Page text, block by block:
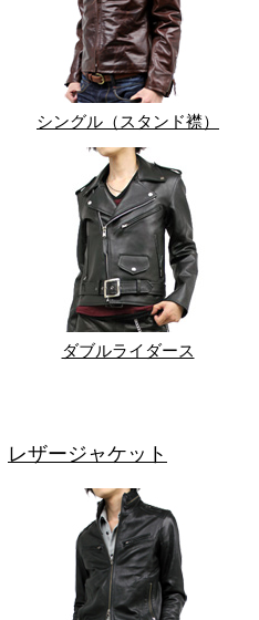
シングル（スタンド襟）
ダブルライダース
レザージャケット